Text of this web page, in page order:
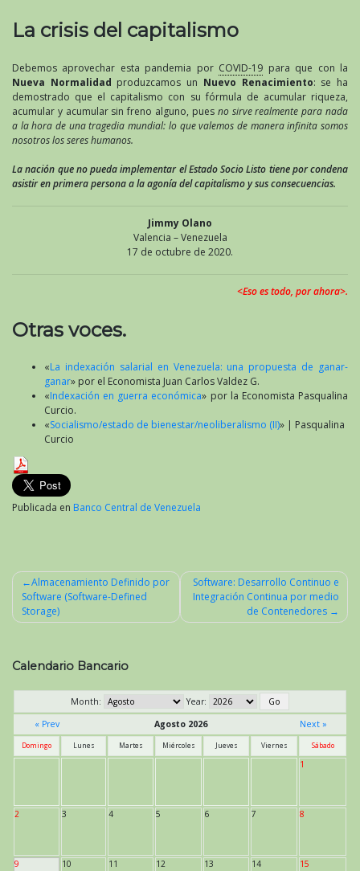
La crisis del capitalismo
Debemos aprovechar esta pandemia por COVID-19 para que con la
Nueva Normalidad produzcamos un Nuevo Renacimiento: se ha
demostrado que el capitalismo con su fórmula de acumular riqueza,
acumular y acumular sin freno alguno, pues no sirve realmente para nada
a la hora de una tragedia mundial: lo que valemos de manera infinita somos
nosotros los seres humanos.
La nación que no pueda implementar el Estado Socio Listo tiene por condena
asistir en primera persona a la agonía del capitalismo y sus consecuencias.
Jimmy Olano
Valencia – Venezuela
17 de octubre de 2020.
<Eso es todo, por ahora>.
Otras voces.
«La indexación salarial en Venezuela: una propuesta de ganar-
ganar» por el Economista Juan Carlos Valdez G.
«Indexación en guerra económica» por la Economista Pasqualina
Curcio.
«Socialismo/estado de bienestar/neoliberalismo (II)» | Pasqualina
Curcio
Publicada en Banco Central de Venezuela
Navegación
de
Almacenamiento Definido por
Software (Software-Defined
Storage)
Software: Desarrollo Continuo e
Integración Continua por medio
de Contenedores
Calendario Bancario
Month:
Year:
« Prev
Agosto 2026 Next »
Domingo Lunes Martes Miércoles Jueves Viernes Sábado
1
2 3 4 5 6 7 8
9 10 11 12 13 14 15